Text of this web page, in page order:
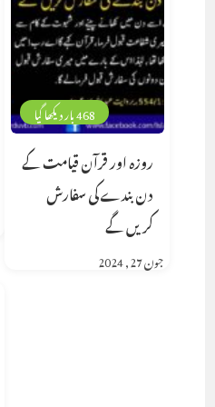
468 بار دیکھا گیا
روزہ اور قرآن قیامت کے
دن بندے کی سفارش
کریں گے
جون 27, 2024